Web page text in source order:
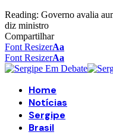
Reading: Governo avalia
diz ministro
Compartilhar
Font ResizerAa
Font ResizerAa
Home
Notícias
Sergipe
Brasil